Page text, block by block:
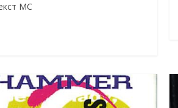
MC